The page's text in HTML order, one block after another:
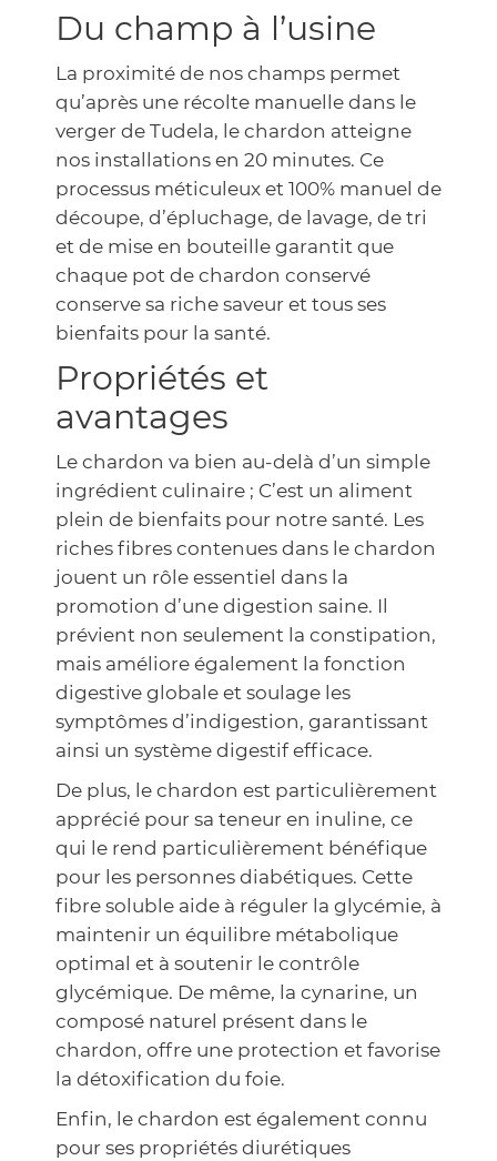
Du champ à l’usine
La proximité de nos champs permet
qu’après une récolte manuelle dans le
verger de Tudela, le chardon atteigne
nos installations en 20 minutes. Ce
processus méticuleux et 100% manuel de
découpe, d’épluchage, de lavage, de tri
et de mise en bouteille garantit que
chaque pot de chardon conservé
conserve sa riche saveur et tous ses
bienfaits pour la santé.
Propriétés et
avantages
Le chardon va bien au-delà d’un simple
ingrédient culinaire ; C’est un aliment
plein de bienfaits pour notre santé. Les
riches fibres contenues dans le chardon
jouent un rôle essentiel dans la
promotion d’une digestion saine. Il
prévient non seulement la constipation,
mais améliore également la fonction
digestive globale et soulage les
symptômes d’indigestion, garantissant
ainsi un système digestif efficace.
De plus, le chardon est particulièrement
apprécié pour sa teneur en inuline, ce
qui le rend particulièrement bénéfique
pour les personnes diabétiques. Cette
fibre soluble aide à réguler la glycémie, à
maintenir un équilibre métabolique
optimal et à soutenir le contrôle
glycémique. De même, la cynarine, un
composé naturel présent dans le
chardon, offre une protection et favorise
la détoxification du foie.
Enfin, le chardon est également connu
pour ses propriétés diurétiques